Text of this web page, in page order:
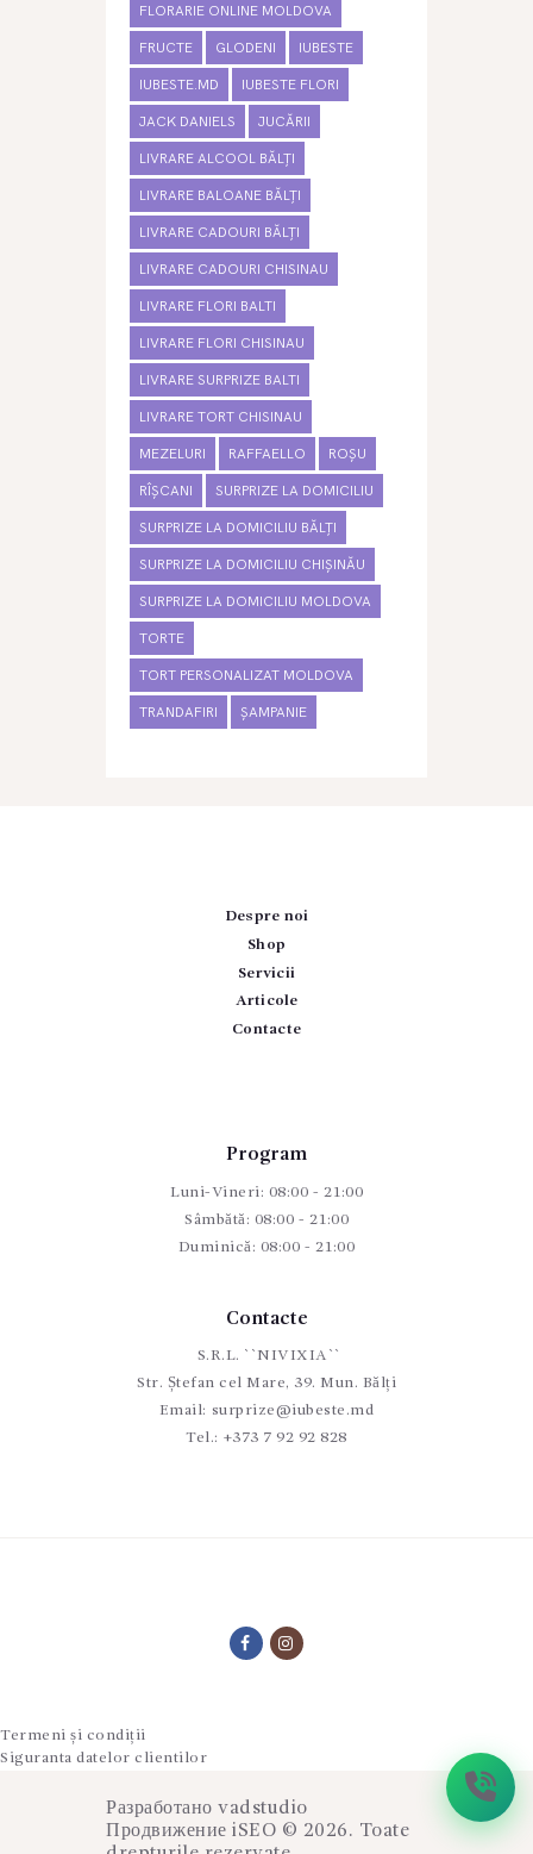
FLORARIE ONLINE MOLDOVA
FRUCTE GLODENI IUBESTE
IUBESTE.MD IUBESTE FLORI
JACK DANIELS JUCĂRII
LIVRARE ALCOOL BĂLȚI
LIVRARE BALOANE BĂLȚI
LIVRARE CADOURI BĂLȚI
LIVRARE CADOURI CHISINAU
LIVRARE FLORI BALTI
LIVRARE FLORI CHISINAU
LIVRARE SURPRIZE BALTI
LIVRARE TORT CHISINAU
MEZELURI RAFFAELLO ROȘU
RÎȘCANI SURPRIZE LA DOMICILIU
SURPRIZE LA DOMICILIU BĂLȚI
SURPRIZE LA DOMICILIU CHIȘINĂU
SURPRIZE LA DOMICILIU MOLDOVA
TORTE
TORT PERSONALIZAT MOLDOVA
TRANDAFIRI ȘAMPANIE
Despre noi
Shop
Servicii
Articole
Contacte
Program
Luni-Vineri: 08:00 - 21:00
Sâmbătă: 08:00 - 21:00
Duminică: 08:00 - 21:00
Contacte
S.R.L. ``NIVIXIA``
Str. Ștefan cel Mare, 39. Mun. Bălți
Email: surprize@iubeste.md
Tel.: +373 7 92 92 828
Termeni și condiții
Siguranta datelor clientilor
Разработано vadstudio
Продвижение iSEO © 2026. Toate